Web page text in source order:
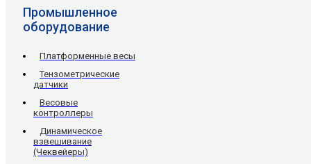
Промышленное
оборудование
Платформенные весы
Тензометрические
датчики
Весовые
контроллеры
Динамическое
взвешивание
(Чеквейеры)